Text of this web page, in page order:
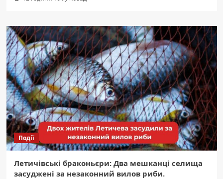
Події
Летичівські браконьєри: Два мешканці селища
засуджені за незаконний вилов риби.